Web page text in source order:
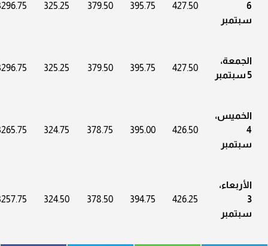
6
سبتمبر
427.50
395.75
379.50
325.25
الجمعة،
5 سبتمبر
427.50
395.75
379.50
325.25
الخميس،
4
سبتمبر
426.50
395.00
378.75
324.75
الأربعاء،
3
سبتمبر
426.25
394.75
378.50
324.50